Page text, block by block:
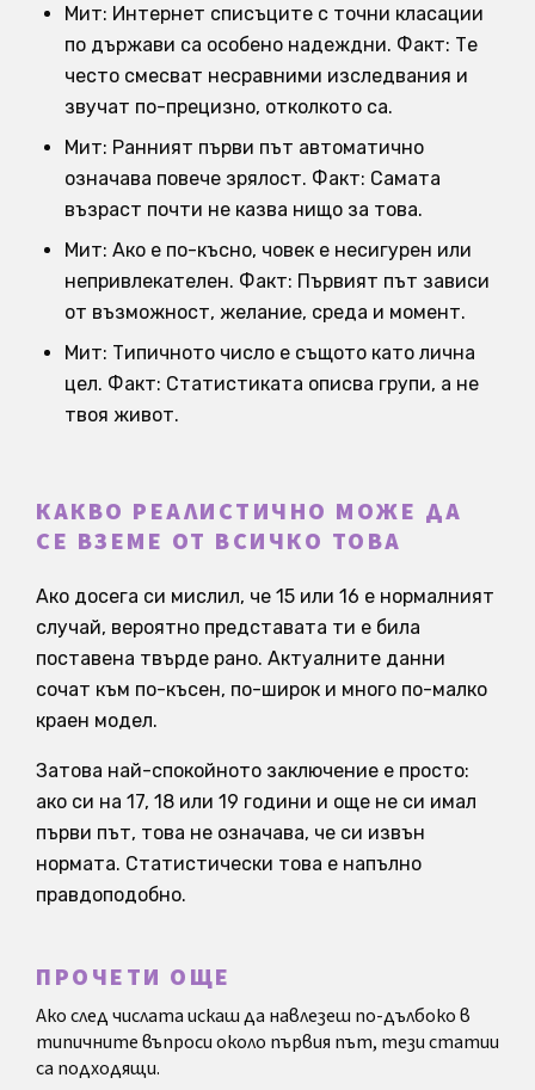
Мит: Интернет списъците с точни класации
по държави са особено надеждни. Факт: Те
често смесват несравними изследвания и
звучат по-прецизно, отколкото са.
Мит: Ранният първи път автоматично
означава повече зрялост. Факт: Самата
възраст почти не казва нищо за това.
Мит: Ако е по-късно, човек е несигурен или
непривлекателен. Факт: Първият път зависи
от възможност, желание, среда и момент.
Мит: Типичното число е същото като лична
цел. Факт: Статистиката описва групи, а не
твоя живот.
КАКВО РЕАЛИСТИЧНО МОЖЕ ДА
СЕ ВЗЕМЕ ОТ ВСИЧКО ТОВА
Ако досега си мислил, че 15 или 16 е нормалният
случай, вероятно представата ти е била
поставена твърде рано. Актуалните данни
сочат към по-късен, по-широк и много по-малко
краен модел.
Затова най-спокойното заключение е просто:
ако си на 17, 18 или 19 години и още не си имал
първи път, това не означава, че си извън
нормата. Статистически това е напълно
правдоподобно.
ПРОЧЕТИ ОЩЕ
Ако след числата искаш да навлезеш по-дълбоко в
типичните въпроси около първия път, тези статии
са подходящи.